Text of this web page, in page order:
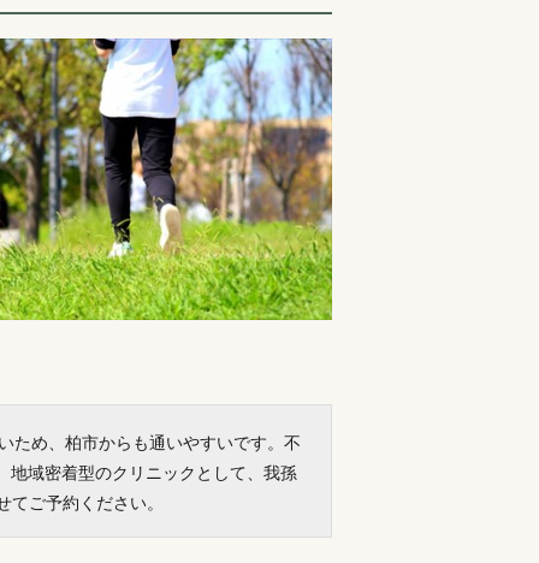
ため、柏市からも通いやすいです。不
地域密着型のクリニックとして、我孫
ご予約ください。